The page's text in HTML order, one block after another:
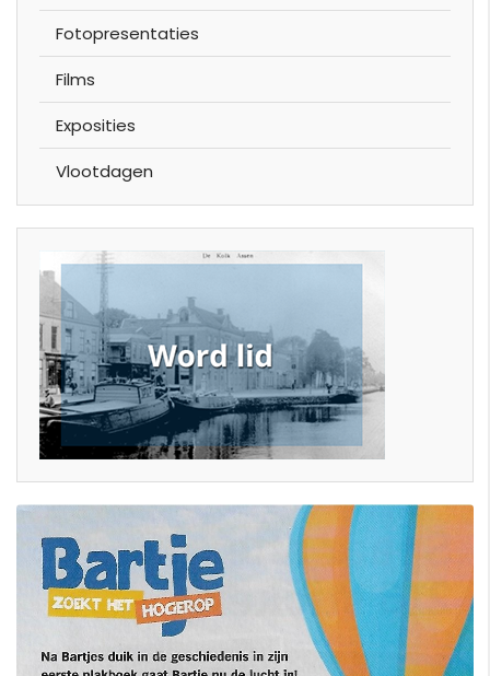
Fotopresentaties
Films
Exposities
Vlootdagen